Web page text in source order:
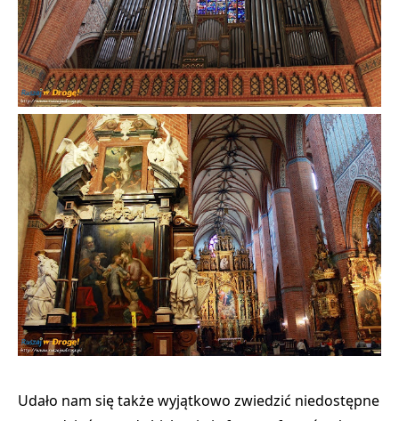
Udało nam się także wyjątkowo zwiedzić niedostępne